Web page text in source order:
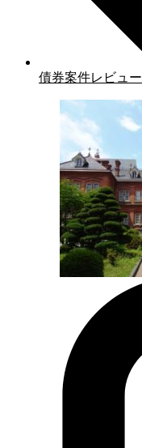
債券案件レビュー